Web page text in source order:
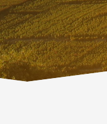
du terroir
romains d'Ardon